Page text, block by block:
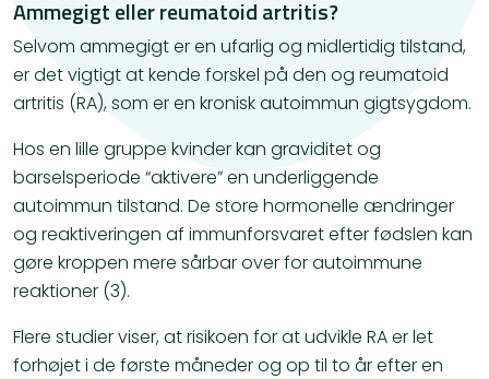
Ammegigt eller reumatoid artritis?
Selvom ammegigt er en ufarlig og midlertidig tilstand,
er det vigtigt at kende forskel på den og reumatoid
artritis (RA), som er en kronisk autoimmun gigtsygdom.
Hos en lille gruppe kvinder kan graviditet og
barselsperiode “aktivere” en underliggende
autoimmun tilstand. De store hormonelle ændringer
og reaktiveringen af immunforsvaret efter fødslen kan
gøre kroppen mere sårbar over for autoimmune
reaktioner (3).
Flere studier viser, at risikoen for at udvikle RA er let
forhøjet i de første måneder og op til to år efter en